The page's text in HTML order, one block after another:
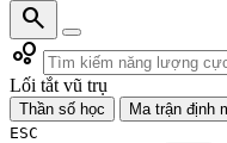
search
bubble_chart
Lối tắt vũ trụ
Thần số học Ma trận định
ESC